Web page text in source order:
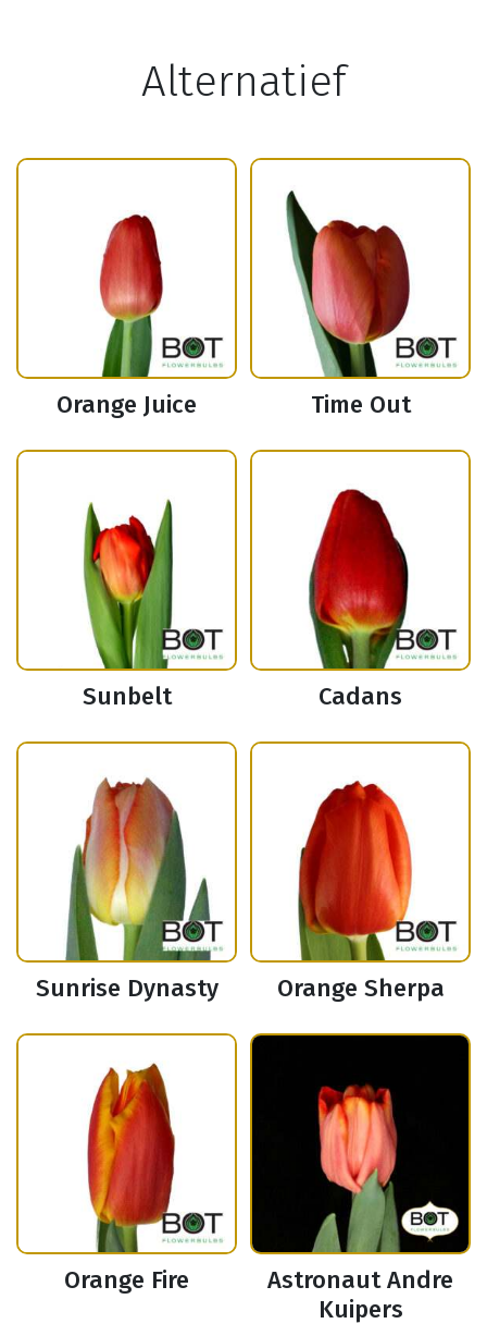
Alternatief
Orange Juice Time Out
Sunbelt Cadans
Sunrise Dynasty Orange Sherpa
Orange Fire
Astronaut Andre
Kuipers